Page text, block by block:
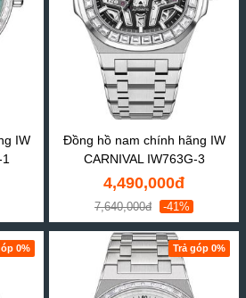
IW
Đồng hồ nam chính hãng IW
CARNIVAL IW763G-3
4,490,000đ
7,640,000đ -41%
0% Trả góp 0%